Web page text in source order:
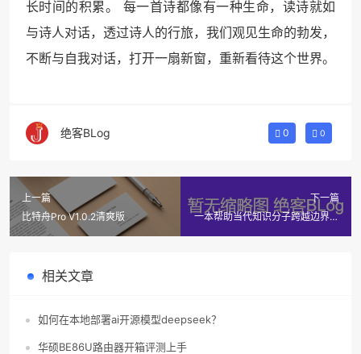
长时间的积累。 每一首诗都像有一种生命，读诗就如
与诗人对话，透过诗人的行旅，我们观见生命的勃发，
不断与自我对话，打开一扇新窗，重新看待这个世界。
绝客BLog 0 0
上一篇
比特舟Pro V1.0.2清爽版
下一篇
一本帮助当代知识分子跨越边界的
相关文章
如何在本地部署ai开源模型deepseek？
华硕BE86U路由器开箱评测上手